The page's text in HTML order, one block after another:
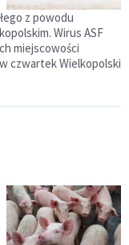
z powodu
Wirus ASF
miejscowości
czwartek Wielkopolski